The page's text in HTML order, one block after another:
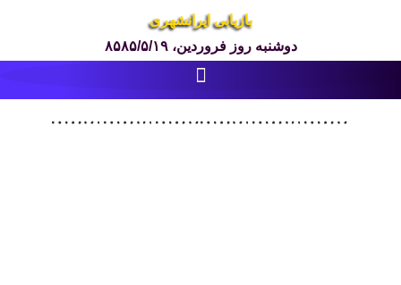
بازیابی ایرانشهری
دوشنبه روز فروردین، ۸۵۸۵/۵/۱۹